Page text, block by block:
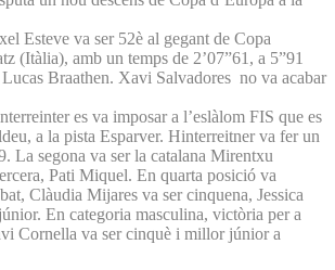
Esteve va ser 52è al gegant de Copa
(Itàlia), amb un temps de 2’07”61, a 5”91
Braathen. Xavi Salvadores no va acabar
es va imposar a l’eslàlom FIS que es
a la pista Esparver. Hinterreitner va fer un
La segona va ser la catalana Mirentxu
Pati Miquel. En quarta posició va
Clàudia Mijares va ser cinquena, Jessica
En categoria masculina, victòria per a
Cornella va ser cinquè i millor júnior a